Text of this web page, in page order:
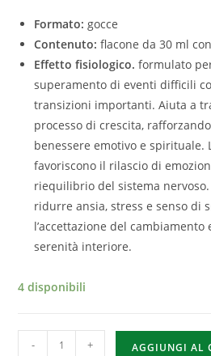
Formato: gocce
Contenuto: flacone da 30 ml
Effetto fisiologico. formulato
superamento di eventi difficili
transizioni importanti. Aiuta a
processo di crescita,
benessere emotivo e spirituale.
favoriscono il rilascio di
riequilibrio del sistema
ridurre ansia, stress e senso di
l’accettazione del
serenità interiore.
4 disponibili
- + AGGIUNGI AL